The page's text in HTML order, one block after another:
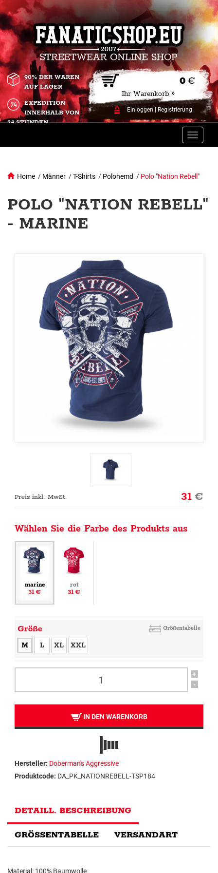
0 €
Ihr Warenkorb »
Einloggen Registrierung
90% DER WAREN
AUF LAGER
EXPEDITION
INNERHALB VON
24 STUNDEN.
Toggle
Home / Männer /T-Shirts / Polohemd / Polo "Nation Rebell"
POLO "NATION REBELL"
- MARINE
Preis inkl. MwSt. 31€
Wählen Sie die Farbe des Produkts aus
marine
31 €
rot
31 €
Größe Größentabelle
M L XL XXL
+
-
IN DEN WARENKORB
Hersteller: Doberman's Aggressive
Produktcode: DA_PK_NATIONREBELL-TSP184
DETAILL. BESCHREIBUNG
GRÖSSENTABELLE VERSANDART
Material: 100% Baumwolle